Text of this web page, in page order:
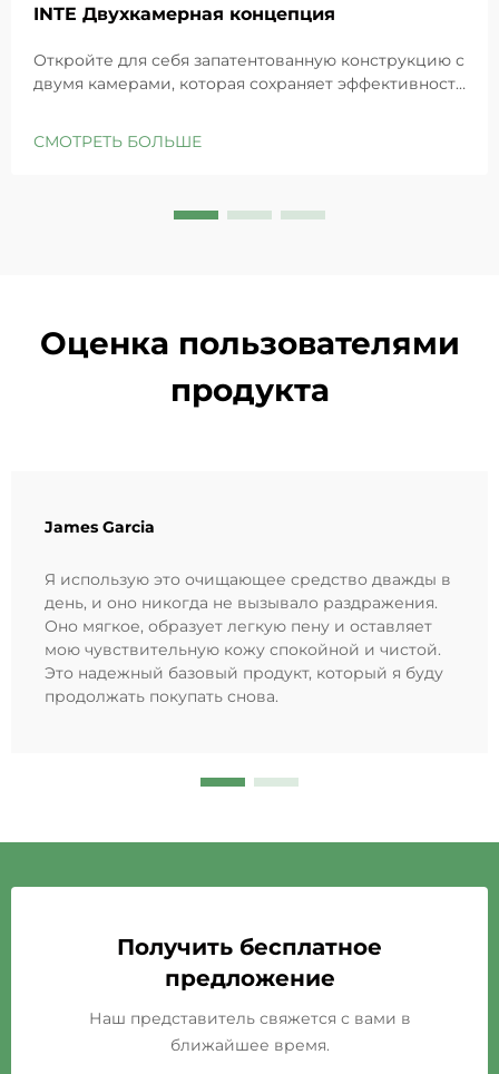
INTE Двухкамерная концепция
Откройте для себя запатентованную конструкцию с
двумя камерами, которая сохраняет эффективность
восстанавливает барьеры чувствительной кожи.
СМОТРЕТЬ БОЛЬШЕ
Оценка пользователями
продукта
James Garcia
Я использую это очищающее средство дважды в
день, и оно никогда не вызывало раздражения.
Оно мягкое, образует легкую пену и оставляет
мою чувствительную кожу спокойной и чистой.
Это надежный базовый продукт, который я буду
продолжать покупать снова.
Получить бесплатное
предложение
Наш представитель свяжется с вами в
ближайшее время.